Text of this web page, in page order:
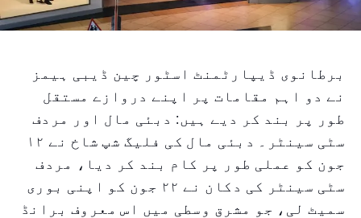
برطانوی ڈیپارٹمنٹ اسٹور چین ڈیبی ہیمز
نے دو اہم مقامات پر اپنے دروازے مستقل
طور پر بند کر دیے ہیں: دبئی مال اور مردف
سٹی سینٹر۔ دبئی مال کی فلیگ شپ شاخ نے ١٢
جون کو عملی طور پر کام بند کر دیا، مردف
سٹی سینٹر کی دکان نے ٢٢ جون کو اپنی بوری
سمیٹ لی، جو مشرق وسطی میں اس معروف برانڈ